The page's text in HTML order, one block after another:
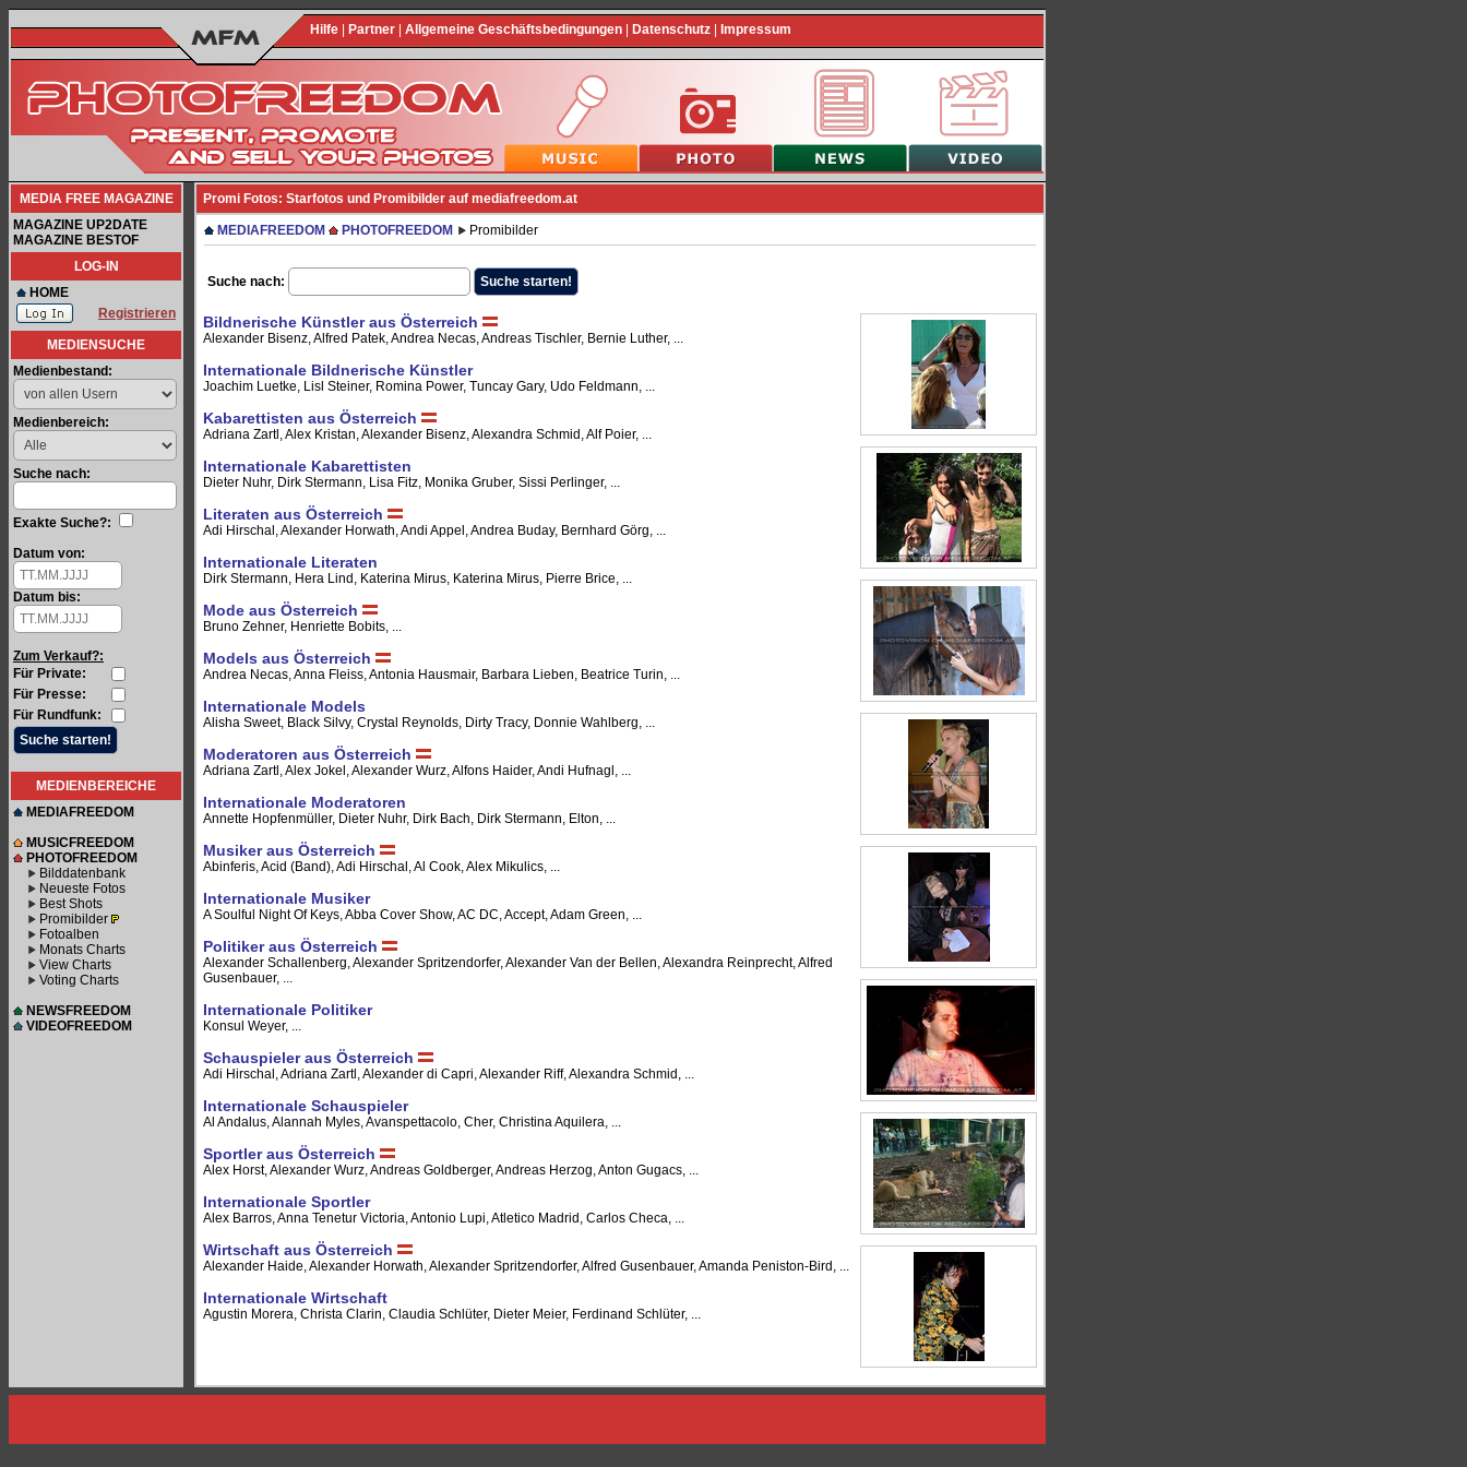
Hilfe Partner Allgemeine Geschäftsbedingungen Datenschutz Impressum
MEDIA FREE MAGAZINE
MAGAZINE UP2DATE
MAGAZINE BESTOF
LOG-IN
HOME
Registrieren
MEDIENSUCHE
Medienbestand:
Medienbereich:
Suche nach:
Exakte Suche?:
Datum von:
Datum bis:
Zum Verkauf?:
Für Private:
Für Presse:
Für Rundfunk:
MEDIENBEREICHE
MEDIAFREEDOM
MUSICFREEDOM
PHOTOFREEDOM
Bilddatenbank
Neueste Fotos
Best Shots
Promibilder
Fotoalben
Monats Charts
View Charts
Voting Charts
NEWSFREEDOM
VIDEOFREEDOM
Promi Fotos: Starfotos und Promibilder auf mediafreedom.at
MEDIAFREEDOM PHOTOFREEDOM Promibilder
Suche nach:
Bildnerische Künstler aus Österreich
Alexander Bisenz, Alfred Patek, Andrea Necas, Andreas Tischler, Bernie Luther, ...
Internationale Bildnerische Künstler
Joachim Luetke, Lisl Steiner, Romina Power, Tuncay Gary, Udo Feldmann, ...
Kabarettisten aus Österreich
Adriana Zartl, Alex Kristan, Alexander Bisenz, Alexandra Schmid, Alf Poier, ...
Internationale Kabarettisten
Dieter Nuhr, Dirk Stermann, Lisa Fitz, Monika Gruber, Sissi Perlinger, ...
Literaten aus Österreich
Adi Hirschal, Alexander Horwath, Andi Appel, Andrea Buday, Bernhard Görg, ...
Internationale Literaten
Dirk Stermann, Hera Lind, Katerina Mirus, Katerina Mirus, Pierre Brice, ...
Mode aus Österreich
Bruno Zehner, Henriette Bobits, ...
Models aus Österreich
Andrea Necas, Anna Fleiss, Antonia Hausmair, Barbara Lieben, Beatrice Turin, ...
Internationale Models
Alisha Sweet, Black Silvy, Crystal Reynolds, Dirty Tracy, Donnie Wahlberg, ...
Moderatoren aus Österreich
Adriana Zartl, Alex Jokel, Alexander Wurz, Alfons Haider, Andi Hufnagl, ...
Internationale Moderatoren
Annette Hopfenmüller, Dieter Nuhr, Dirk Bach, Dirk Stermann, Elton, ...
Musiker aus Österreich
Abinferis, Acid (Band), Adi Hirschal, Al Cook, Alex Mikulics, ...
Internationale Musiker
A Soulful Night Of Keys, Abba Cover Show, AC DC, Accept, Adam Green, ...
Politiker aus Österreich
Alexander Schallenberg, Alexander Spritzendorfer, Alexander Van der Bellen, Alexandra Reinprecht, Alfred
Gusenbauer, ...
Internationale Politiker
Konsul Weyer, ...
Schauspieler aus Österreich
Adi Hirschal, Adriana Zartl, Alexander di Capri, Alexander Riff, Alexandra Schmid, ...
Internationale Schauspieler
Al Andalus, Alannah Myles, Avanspettacolo, Cher, Christina Aquilera, ...
Sportler aus Österreich
Alex Horst, Alexander Wurz, Andreas Goldberger, Andreas Herzog, Anton Gugacs, ...
Internationale Sportler
Alex Barros, Anna Tenetur Victoria, Antonio Lupi, Atletico Madrid, Carlos Checa, ...
Wirtschaft aus Österreich
Alexander Haide, Alexander Horwath, Alexander Spritzendorfer, Alfred Gusenbauer, Amanda Peniston-Bird, ...
Internationale Wirtschaft
Agustin Morera, Christa Clarin, Claudia Schlüter, Dieter Meier, Ferdinand Schlüter, ...